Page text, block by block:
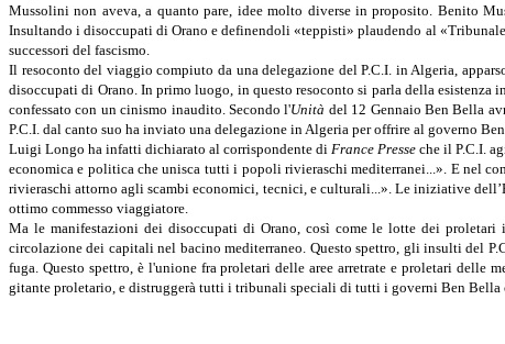
Mussolini non aveva, a quanto pare, idee molto diverse in proposito. Benito
Insultando i disoccupati di Orano e definendoli «teppisti» plaudendo al
successori del fascismo.
Il resoconto del viaggio compiuto da una delegazione del P.C.I. in Algeria,
disoccupati di Orano. In primo luogo, in questo resoconto si parla della
confessato con un cinismo inaudito. Secondo l'Unità del 12 Gennaio Ben Bella
P.C.I. dal canto suo ha inviato una delegazione in Algeria per offrire al governo
Luigi Longo ha infatti dichiarato al corrispondente diFrance Presse che il P.C.I.
economica e politica che unisca tutti i popoli rivieraschi mediterranei...». E nel
rivieraschi attorno agli scambi economici, tecnici, e culturali...». Le iniziative
ottimo commesso viaggiatore.
Ma le manifestazioni dei disoccupati di Orano, così come le lotte dei
circolazione dei capitali nel bacino mediterraneo. Questo spettro, gli insulti del
fuga. Questo spettro, è l'unione fra proletari delle aree arretrate e proletari delle
gitante proletario, e distruggerà tutti i tribunali speciali di tutti i governi Ben